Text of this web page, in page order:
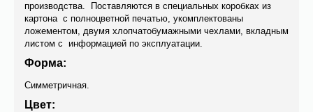
производства. Поставляются в специальных коробках из
картона с полноцветной печатью, укомплектованы
ложементом, двумя хлопчатобумажными чехлами, вкладным
листом с информацией по эксплуатации.
Форма:
Симметричная.
Цвет: